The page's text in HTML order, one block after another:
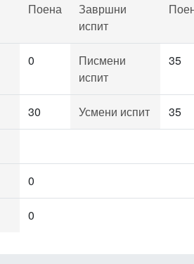
Поена
Завршни
испит
0
Писмени
испит
35
30 Усмени испит 35
0
0